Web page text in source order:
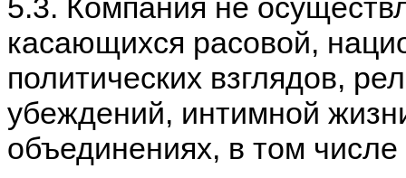
5.3. Компания не
касающихся расовой,
политических взглядов,
убеждений, интимной
объединениях, в том